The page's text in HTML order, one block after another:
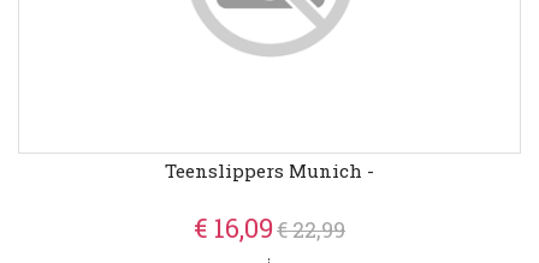
Teenslippers Munich -
€ 16,09€ 22,99